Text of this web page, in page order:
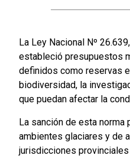
La Ley Nacional Nº
estableció presupuestos
definidos como reservas
biodiversidad, la
que puedan afectar la
La sanción de esta
ambientes glaciares y de
jurisdicciones